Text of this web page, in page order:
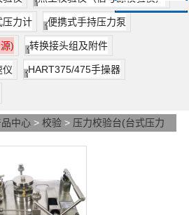
压力计 便携式手持压力泵
) 转换接头组及附件
仪 HART375/475手操器
品中心 > 校验 > 压力校验台(台式压力